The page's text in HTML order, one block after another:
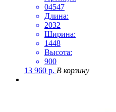
04547
Длина:
2032
Ширина:
1448
Высота:
900
13 960 р. В корзину